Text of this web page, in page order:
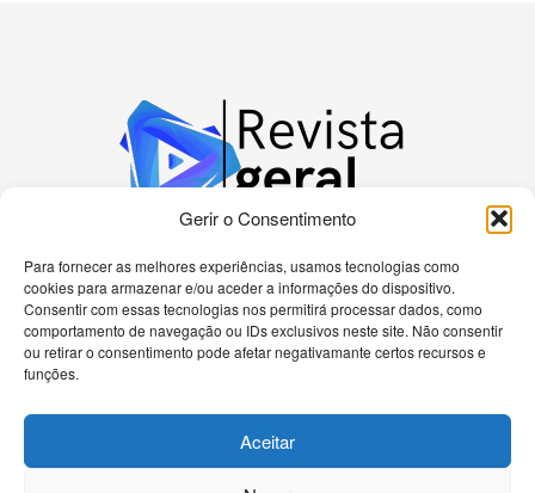
Gerir o Consentimento
Para fornecer as melhores experiências, usamos tecnologias como
cookies para armazenar e/ou aceder a informações do dispositivo.
Consentir com essas tecnologias nos permitirá processar dados, como
comportamento de navegação ou IDs exclusivos neste site. Não consentir
ou retirar o consentimento pode afetar negativamante certos recursos e
funções.
Aceitar
Bem-vindo à nossa plataforma dedicada a
apaixonados por tecnologia! Aqui, você encontrará
as últimas novidades sobre celulares, computadores
e uma gama diversificada de dispositivos eletrônicos.
atualizadas, análises detalhadas e tutoriais passo a
passo para ajudá-lo a navegar no universo
tecnológico de forma eficiente.